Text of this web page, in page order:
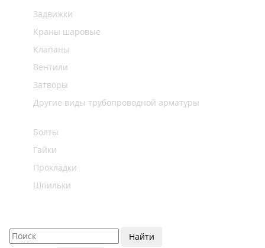
Задвижки
Краны шаровые
Клапаны
Вентили
Затворы
Другие виды трубопроводной арматуры
Болты
Гайки
Прокладки
Шпильки
Найти